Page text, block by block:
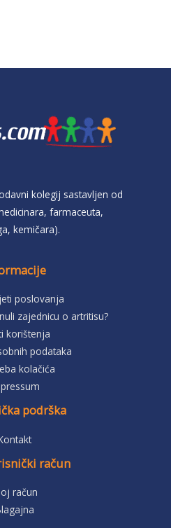
kolegij sastavljen od
farmaceuta,
kemičara).
poslovanja
zajednicu o artritisu?
korištenja
podataka
kolačića
podrška
račun
račun